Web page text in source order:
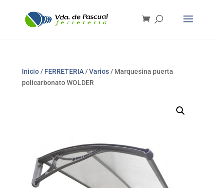
Inicio/ FERRETERIA/Varios/ Marquesina puerta
policarbonato WOLDER